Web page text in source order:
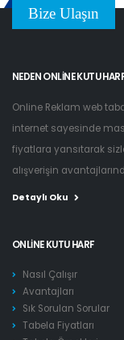
Bize Ulaşın
NEDEN ONLINE KUTU
Online Reklam web
internet sayesinde
fiyatlara yansıtarak
alışverişin
Detaylı Oku
ONLINE KUTU HARF
Nasıl Çalışır
Avantajları
Sık Sorulan Sorular
Tabela Fiyatları